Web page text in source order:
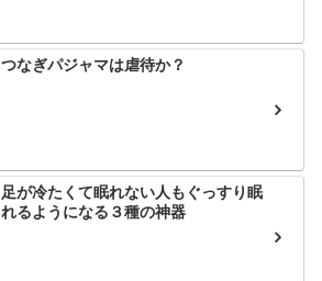
つなぎパジャマは虐待か？
足が冷たくて眠れない人もぐっすり眠
れるようになる３種の神器